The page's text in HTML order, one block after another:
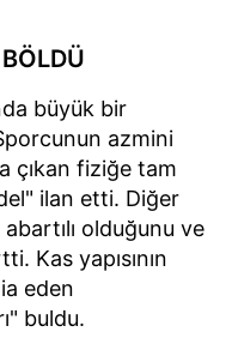
büyük bir
azmini
çıkan fiziğe tam
ilan etti. Diğer
olduğunu ve
Kas yapısının
eden
buldu.